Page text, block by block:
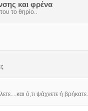
και φρένα
το θηρίο..
ό,τι ψάχνετε ή